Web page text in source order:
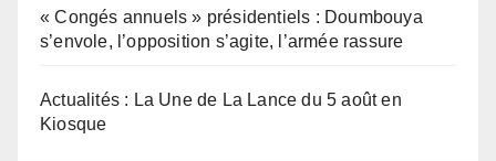
« Congés annuels » présidentiels : Doumbouya
s’envole, l’opposition s’agite, l’armée rassure
Actualités : La Une de La Lance du 5 août en
Kiosque